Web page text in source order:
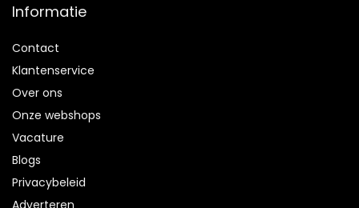
Informatie
Contact
Klantenservice
Over ons
Onze webshops
Vacature
Blogs
Privacybeleid
Adverteren